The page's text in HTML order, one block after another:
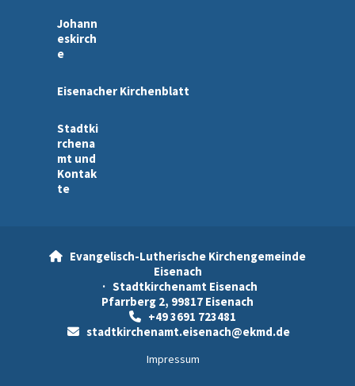
Johann
eskirch
e
Eisenacher Kirchenblatt
Stadtki
rchena
mt und
Kontak
te

Evangelisch-Lutherische Kirchengemeinde
Eisenach
· Stadtkirchenamt Eisenach
Pfarrberg 2, 99817 Eisenach
+49 3691 723481
 stadtkirchenamt.eisenach@ekmd.de
Impressum